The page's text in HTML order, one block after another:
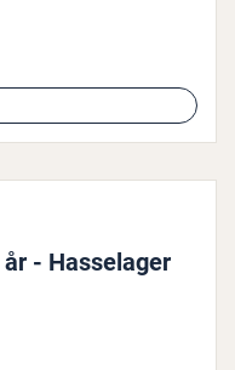
- Has­sela­ger